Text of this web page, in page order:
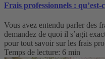
Frais professionnels : qu’est-
Vous avez entendu parler des
demandez de quoi il s’agit
pour tout savoir sur les frais
Temps de lecture: 6 min